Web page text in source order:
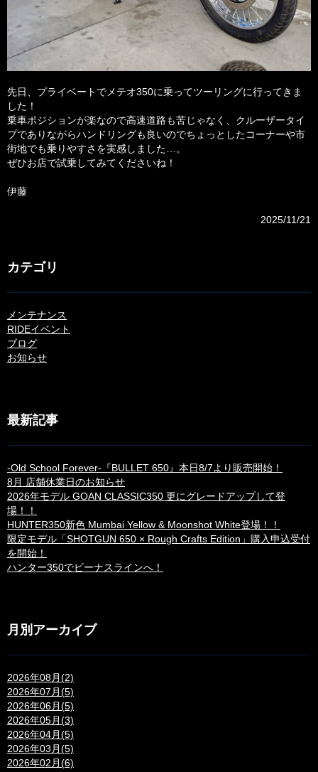
先日、プライベートでメテオ350に乗ってツーリングに行ってきま
した！
乗車ポジションが楽なので高速道路も苦じゃなく、クルーザータイ
プでありながらハンドリングも良いのでちょっとしたコーナーや市
街地でも乗りやすさを実感しました…。
ぜひお店で試乗してみてくださいね！
伊藤
2025/11/21
カテゴリ
メンテナンス
RIDEイベント
ブログ
お知らせ
最新記事
-Old School Forever-『BULLET 650』本日8/7より販売開始！
8月 店舗休業日のお知らせ
2026年モデル GOAN CLASSIC350 更にグレードアップして登
場！！
HUNTER350新色 Mumbai Yellow & Moonshot White登場！！
限定モデル「SHOTGUN 650 × Rough Crafts Edition」購入申込受付
を開始！
ハンター350でビーナスラインへ！
月別アーカイブ
2026年08月(2)
2026年07月(5)
2026年06月(5)
2026年05月(3)
2026年04月(5)
2026年03月(5)
2026年02月(6)